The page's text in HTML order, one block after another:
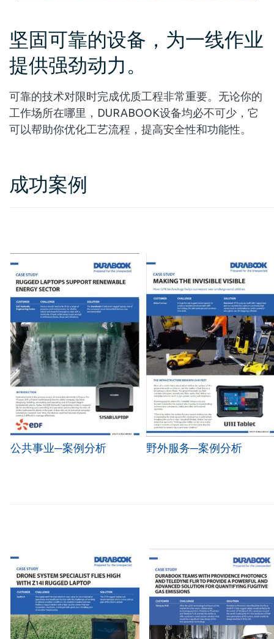
坚固可靠的设备，为一线作业
提供强劲动力。
可靠的技术对限时完成优质工程非常重要。无论你的
工作场所在哪里，DURABOOK设备均必不可少，它
可以帮助你优化工艺流程，提高安全性和功能性。
成功案例
公共事业─案例分析 野外服务─案例分析